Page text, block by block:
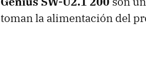
toman la alimentación del